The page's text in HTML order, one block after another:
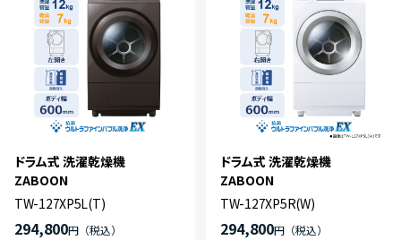
ドラム式 洗濯乾燥機
ZABOON
TW-127XP5L(T)
294,800円
ドラム式 洗濯乾燥機
ZABOON
TW-127XP5R(W)
294,800円